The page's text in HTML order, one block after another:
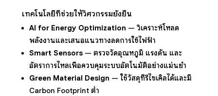
เทคโนโลยีที่ช่วยให้วิศวกรรมยั่งยืน
AI for Energy Optimization — วิเคราะห์โหลด
พลังงานและเสนอแนวทางลดการใช้ไฟฟ้า
Smart Sensors— ตรวจวัดอุณหภูมิ แรงดัน และ
อัตราการไหลเพื่อควบคุมระบบอัตโนมัติอย่างแม่นยำ
Green Material Design — ใช้วัสดุที่รีไซเคิลได้และมี
Carbon Footprint ต่ำ